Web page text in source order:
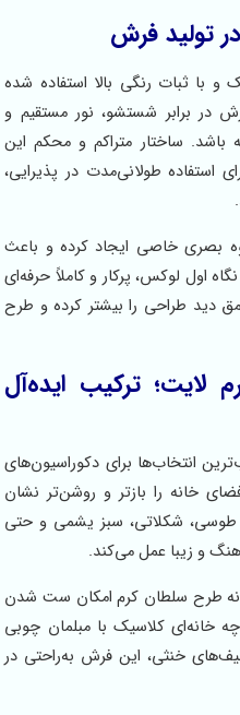
فرش
ثبات رنگی بالا استفاده شده
شستشو، نور مستقیم و
ساختار متراکم و محکم این
طولانی‌مدت در پذیرایی،
خاصی ایجاد کرده و باعث
اول لوکس، پرکار و کاملاً حرفه‌ای
طراحی را بیشتر کرده و طرح
ترکیب ایده‌آل
برای دکوراسیون‌های
را بازتر و روشن‌تر نشان
شکلاتی، سبز یشمی و حتی
و زیبا عمل می‌کند.
زیبا، فرش 1200 شانه طرح سلطان کرم امکان ست شدن
کلاسیک با مبلمان چوبی
خنثی، این فرش به‌راحتی در